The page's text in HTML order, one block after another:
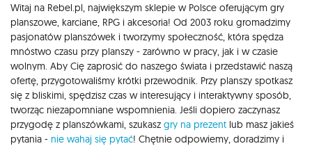
Witaj na Rebel.pl, największym sklepie w Polsce oferującym gry
planszowe, karciane, RPG i akcesoria! Od 2003 roku gromadzimy
pasjonatów planszówek i tworzymy społeczność, która spędza
mnóstwo czasu przy planszy - zarówno w pracy, jak i w czasie
wolnym. Aby Cię zaprosić do naszego świata i przedstawić naszą
ofertę, przygotowaliśmy krótki przewodnik. Przy planszy spotkasz
się z bliskimi, spędzisz czas w interesujący i interaktywny sposób,
tworząc niezapomniane wspomnienia. Jeśli dopiero zaczynasz
przygodę z planszówkami, szukasz gry na prezent lub masz jakieś
pytania - nie wahaj się pytać! Chętnie odpowiemy, doradzimy i